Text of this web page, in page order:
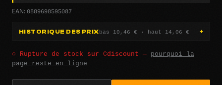
EAN: 0889698595087
HISTORIQUE DES PRIXbas 10,46 € · haut 14,06 €
○ Rupture de stock sur Cdiscount — pourquoi la
page reste en ligne